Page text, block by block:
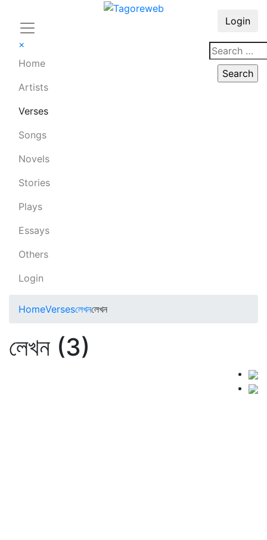
×
Home
Artists
Verses
Songs
Novels
Stories
Plays
Essays
Others
Login
Login
HomeVersesলেখনলেখন
লেখন (3)